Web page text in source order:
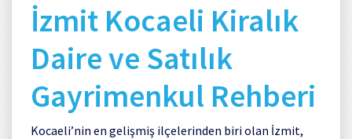
İzmit Kocaeli Kiralık
Daire ve Satılık
Gayrimenkul Rehberi
Kocaeli’nin en gelişmiş ilçelerinden biri olan İzmit,